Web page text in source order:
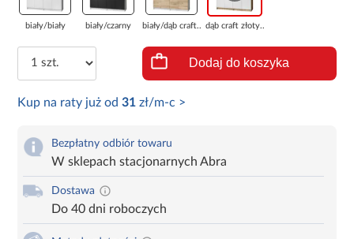
biały/biały biały/czarny biały/dąb craft... dąb craft złoty...
Dodaj do koszyka
Kup na raty już od31 zł/m-c >
Bezpłatny odbiór towaru
W sklepach stacjonarnych Abra
Dostawa
Do 40 dni roboczych